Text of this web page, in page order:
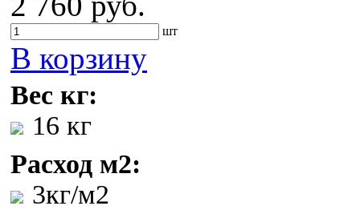
шт
В корзину
Вес кг:
16 кг
Расход м2:
3кг/м2